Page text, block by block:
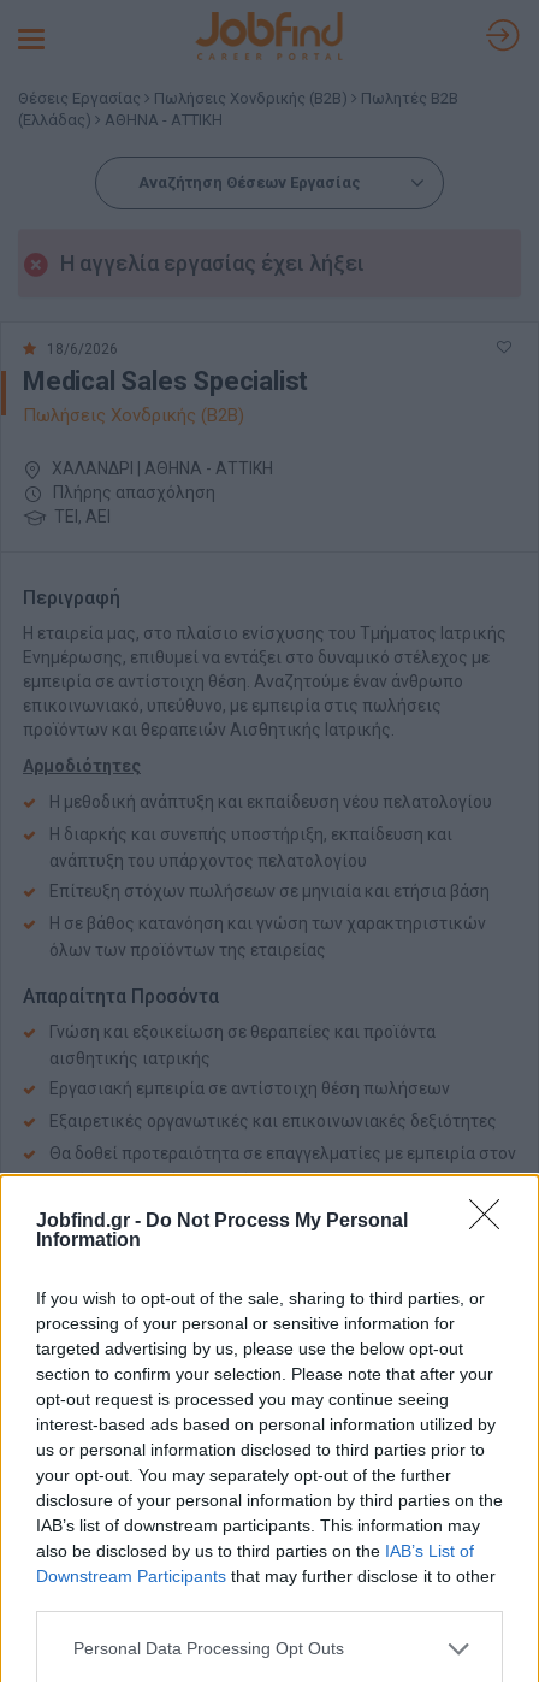
Jobfind.gr - Do Not Process My Personal
Information
If you wish to opt-out of the sale, sharing to third parties, or
processing of your personal or sensitive information for
targeted advertising by us, please use the below opt-out
section to confirm your selection. Please note that after your
opt-out request is processed you may continue seeing
interest-based ads based on personal information utilized by
us or personal information disclosed to third parties prior to
your opt-out. You may separately opt-out of the further
disclosure of your personal information by third parties on the
IAB’s list of downstream participants. This information may
also be disclosed by us to third parties on the IAB’s List of
Downstream Participants that may further disclose it to other
Personal Data Processing Opt Outs
Toggle
Θέσεις Εργασίας Πωλήσεις Χονδρικής (B2B)
Πωλητές B2B
(Ελλάδας)
ΑΘΗΝΑ - ΑΤΤΙΚΗ
Αναζήτηση Θέσεων Εργασίας
Η αγγελία εργασίας έχει λήξει
18/6/2026
Medical Sales Specialist
Πωλήσεις Χονδρικής (B2B)
ΧΑΛΑΝΔΡΙ | ΑΘΗΝΑ - ΑΤΤΙΚΗ
Πλήρης απασχόληση
ΤΕΙ, ΑΕΙ
Περιγραφή
Η εταιρεία μας, στο πλαίσιο ενίσχυσης του Τμήματος Ιατρικής
Ενημέρωσης, επιθυμεί να εντάξει στο δυναμικό στέλεχος με
εμπειρία σε αντίστοιχη θέση. Αναζητούμε έναν άνθρωπο
επικοινωνιακό, υπεύθυνο, με εμπειρία στις πωλήσεις
προϊόντων και θεραπειών Αισθητικής Ιατρικής.
Αρμοδιότητες
Η μεθοδική ανάπτυξη και εκπαίδευση νέου πελατολογίου
Η διαρκής και συνεπής υποστήριξη, εκπαίδευση και
ανάπτυξη του υπάρχοντος πελατολογίου
Επίτευξη στόχων πωλήσεων σε μηνιαία και ετήσια βάση
Η σε βάθος κατανόηση και γνώση των χαρακτηριστικών
όλων των προϊόντων της εταιρείας
Απαραίτητα Προσόντα
Γνώση και εξοικείωση σε θεραπείες και προϊόντα
αισθητικής ιατρικής
Εργασιακή εμπειρία σε αντίστοιχη θέση πωλήσεων
Εξαιρετικές οργανωτικές και επικοινωνιακές δεξιότητες
Θα δοθεί προτεραιότητα σε επαγγελματίες με εμπειρία στον
τομέα αισθητικής ιατρικής
Μεθοδικότητα στην τήρηση των πλάνων της εταιρείας
Προσανατολισμό στην επίτευξη των στόχων της εταιρείας
Παροχές
Ικανοποιητικές αποδοχές ανάλογες προσόντων και
εμπειρίας
Πλήρης ασφάλιση
Bonus επίτευξης στόχων
Ένα άνετο και σύγχρονο εργασιακό περιβάλλον
Συνεχής εκπαίδευση και ανάπτυξη δεξιοτήτων
Δυνατότητα επαγγελματικής εξέλιξης σε έναν δυναμικά
αναπτυσσόμενο κλάδο